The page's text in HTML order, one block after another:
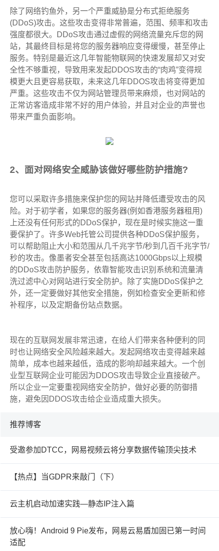
除了网络钓鱼外，另一个严重威胁是分布式拒绝服务
(DDoS)攻击。这些攻击变得非常普遍，范围、频率和攻击
强度都很大。DDoS攻击通过虚假的网络流量充斥您的网
站，其最终目标是将您的服务器响应变得缓慢，甚至停止
服务。特别是最近这几年智能物联网的快速发展却又对安
全性不够重视，导致用来发起DDOS攻击的“肉鸡”变得规
模更大且更容易获取，未来这几年DDOS攻击将变得更加
严重。这些攻击不仅为网站管理员带来麻烦，也对网站的
正常访客造成非常不好的用户体验，并且对企业的声誉也
带来严重负面影响。
2、面对网络安全威胁该做好哪些防护措施?
您可以采取许多措施来保护您的网站并降低遭受攻击的风
险。对于初学者，如果您的服务器(例如香港服务器租用)
上还没有任何形式的DDoS保护，现在是时候实施这一重
要保护了。许多Web托管公司提供各种DDoS保护服务，
可以帮助阻止大小和范围从几千兆字节/秒到几百千兆字节/
秒的攻击。像墨者安全甚至包括高达1000Gbps以上规模
的DDoS攻击防护服务，依靠智能攻击识别系统和流量清
洗过滤中心对网站进行安全防护。除了实施DDoS保护之
外，还一定要做好其他安全措施，例如检查安全更新和修
补程序，以及定期备份站点数据。
现在的互联网发展非常迅速，在给人们带来各种便利的同
时也让网络安全风险越来越大。发起网络攻击变得越来越
简单，成本也越来越低，造成的影响却越来越大。一个创
业型互联网企业可能因为DDOS攻击导致企业直接破产。
所以企业一定要重视网络安全防护，做好必要的防御措
施，避免因DDOS攻击给企业造成重大损失。
推荐博客
受邀参加DTCC，网易视频云将分享数据传输顶尖技术
【热点】当GDPR来敲门（下）
云主机启动加速实践—静态IP注入篇
放心嗨！Android 9 Pie发布，网易云易盾加固已第一时间
适配